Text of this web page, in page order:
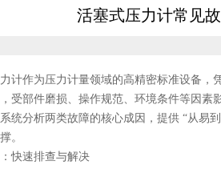
活塞式压力计常见
计作为压力计量领域的高精密标准设备，
受部件磨损、操作规范、环境条件等因
统分析两类故障的核心成因，提供 “从易
。
快速排查与解决